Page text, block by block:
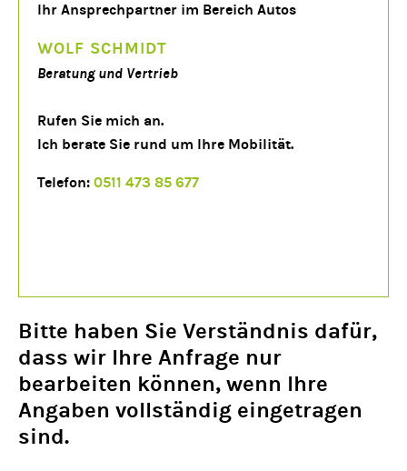
Ihr Ansprechpartner im Bereich Autos
WOLF SCHMIDT
Beratung und Vertrieb
Rufen Sie mich an.
Ich berate Sie rund um Ihre Mobilität.
Telefon: 0511 473 85 677
Bitte haben Sie Verständnis dafür,
dass wir Ihre Anfrage nur
bearbeiten können, wenn Ihre
Angaben vollständig eingetragen
sind.